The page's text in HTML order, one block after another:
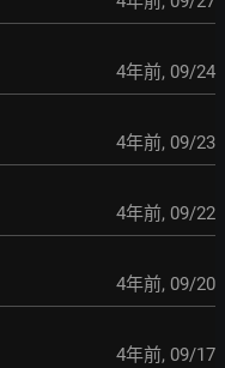
4年前, 09/24
4年前, 09/23
4年前, 09/22
4年前, 09/20
4年前, 09/17